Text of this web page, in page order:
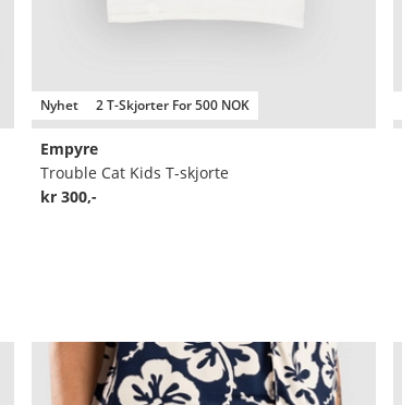
Nyhet 2 T-Skjorter For 500 NOK
Empyre
Trouble Cat Kids T-skjorte
kr 300,-